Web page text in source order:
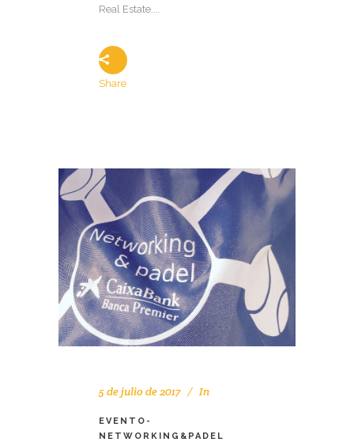
Real Estate....
Share
5 de julio de 2017 In
EVENTO-
NETWORKING&PADEL